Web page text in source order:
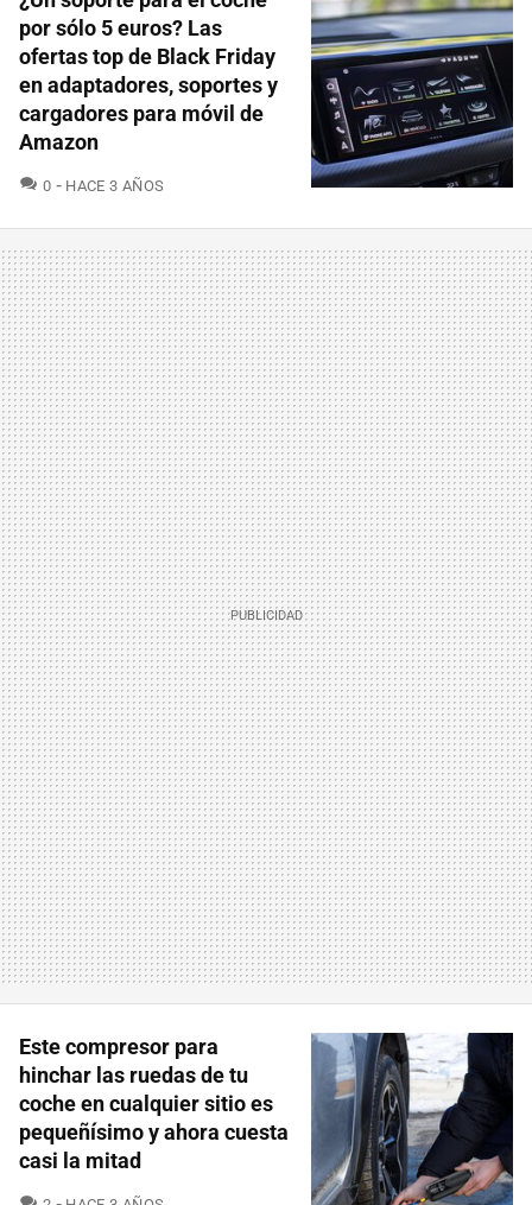
por sólo 5 euros? Las
ofertas top de Black Friday
en adaptadores, soportes y
cargadores para móvil de
Amazon
0 COMENTARIOS
HACE 3 AÑOS
Este compresor para
hinchar las ruedas de tu
coche en cualquier sitio es
pequeñísimo y ahora cuesta
casi la mitad
COMENTARIOS